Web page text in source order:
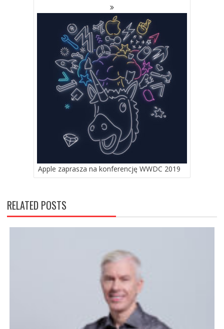
Apple zaprasza na konferencję WWDC 2019
RELATED POSTS